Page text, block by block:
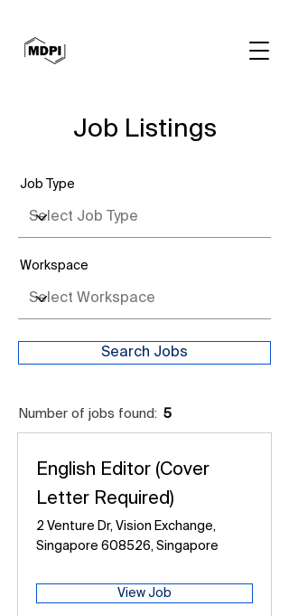
Job Listings
Job Type
Workspace
Search Jobs
Number of jobs found: 5
English Editor (Cover
Letter Required)
2 Venture Dr, Vision Exchange,
Singapore 608526, Singapore
View Job